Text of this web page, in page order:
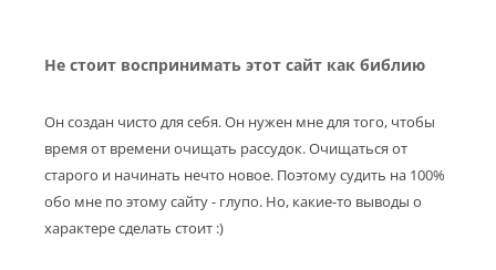
Не стоит воспринимать этот сайт как библию
Он создан чисто для себя. Он нужен мне для того, чтобы
время от времени очищать рассудок. Очищаться от
старого и начинать нечто новое. Поэтому судить на 100%
обо мне по этому сайту - глупо. Но, какие-то выводы о
характере сделать стоит :)